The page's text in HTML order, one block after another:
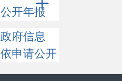
公开年报
政府信息
依申请公开